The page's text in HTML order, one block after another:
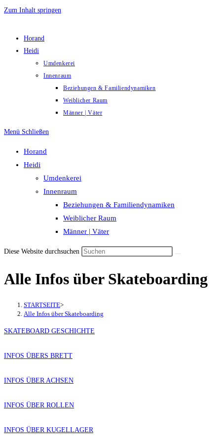
Zum Inhalt springen
Horand
Heidi
Umdenkerei
Innenraum
Beziehungen & Familiendynamiken
Weiblicher Raum
Männer | Väter
Menü Schließen
Horand
Heidi
Umdenkerei
Innenraum
Beziehungen & Familiendynamiken
Weiblicher Raum
Männer | Väter
Diese Website durchsuchen
Alle Infos über Skateboarding
STARTSEITE>
Alle Infos über Skateboarding
SKATEBOARD GESCHICHTE
INFOS ÜBERS BRETT
INFOS ÜBER ACHSEN
INFOS ÜBER ROLLEN
INFOS ÜBER KUGELLAGER